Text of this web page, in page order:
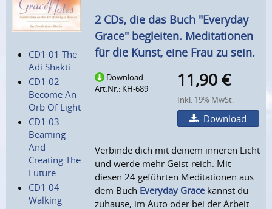
CD1 01 The
Adi Shakti
CD1 02
Become An
Orb Of Light
CD1 03
Beaming
And
Creating The
Future
CD1 04
Walking
2 CDs, die das Buch "Everyday
Grace" begleiten. Meditationen
für die Kunst, eine Frau zu sein.
Download
Art.Nr.: KH-689
11,90 €
Inkl. 19% MwSt.
Download
Verbinde dich mit deinem inneren Licht
und werde mehr Geist-reich. Mit
diesen 24 geführten Meditationen aus
dem Buch Everyday Gracekannst du
zuhause, im Auto oder bei der Arbeit